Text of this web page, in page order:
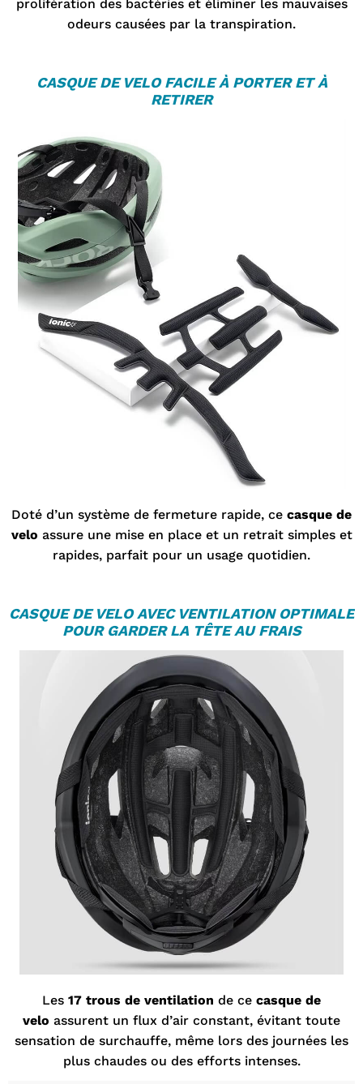
¡
prolifération des bactéries et éliminer les mauvaises
odeurs causées par la transpiration.
CASQUE DE VELO FACILE À PORTER ET À
RETIRER
Doté d’un système de fermeture rapide, ce casque de
velo assure une mise en place et un retrait simples et
rapides, parfait pour un usage quotidien.
CASQUE DE VELO AVEC VENTILATION OPTIMALE
POUR GARDER LA TÊTE AU FRAIS
Les 17 trous de ventilation de ce casque de
velo assurent un flux d’air constant, évitant toute
sensation de surchauffe, même lors des journées les
plus chaudes ou des efforts intenses.